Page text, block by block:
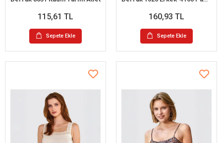
115,61 TL
Sepete Ekle
160,93 TL
Sepete Ekle